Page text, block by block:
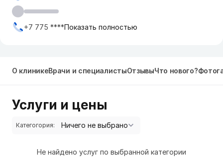
+7 775 ****Показать полностью
О клиникеВрачи и специалистыОтзывыЧто нового?
Услуги и цены
Категогория:
Не найдено услуг по выбранной категории